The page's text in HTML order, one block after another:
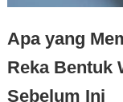
Apa yang
Reka Bentuk
Sebelum Ini